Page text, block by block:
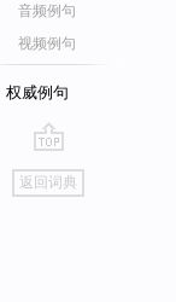
音频例句
视频例句
权威例句
go
top
返回词典